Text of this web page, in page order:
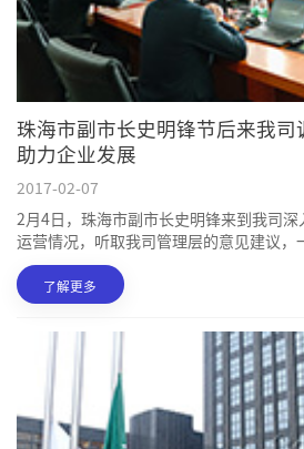
珠海市副市长史明锋节后来我司
助力企业发展
2017-02-07
2月4日，珠海市副市长史明锋来到我司
运营情况，听取我司管理层的意见建议，
遇到的问题和迫切需求，并鼓励企业努力
了解更多